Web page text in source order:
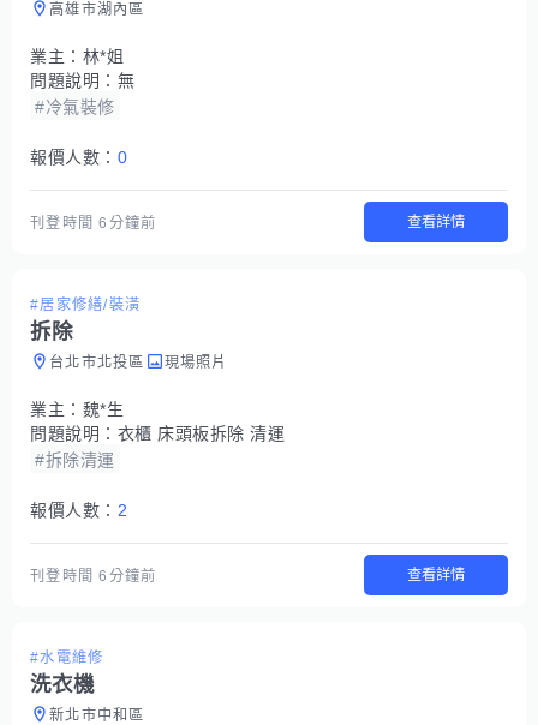
高雄市湖內區
業主： 林*姐
問題說明： 無
#冷氣裝修
報價人數： 0
刊登時間6分鐘前 查看詳情
#居家修繕/裝潢
拆除
台北市北投區 現場照片
業主： 魏*生
問題說明： 衣櫃 床頭板拆除 清運
#拆除清運
報價人數： 2
刊登時間6分鐘前 查看詳情
#水電維修
洗衣機
新北市中和區